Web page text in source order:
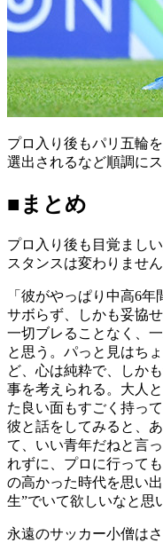
プロ入り後もパリ五輪
選出されるなど順調に
■まとめ
プロ入り後も目覚まし
スタンスは変わりませ
「彼がやっぱり中高6
サボらず、しかも妥協
一切ブレることなく、
と思う。パっと見はち
ど、心は純粋で、しか
事を考えられる。大人
た良い面もすごく持っ
彼と話をしてみると、
て、いい青年だねと言
れずに、プロに行って
の高かった時代を思い
生”でいて欲しいなと思
永遠のサッカー小僧は